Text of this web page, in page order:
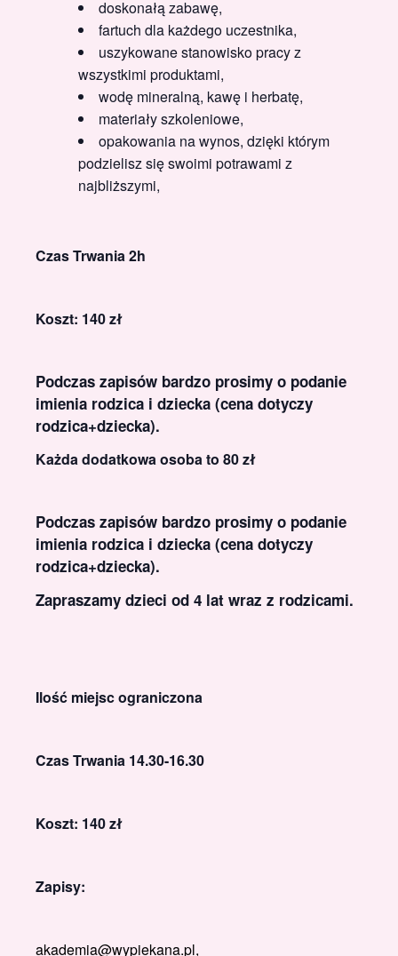
doskonałą zabawę,
fartuch dla każdego uczestnika,
uszykowane stanowisko pracy z
wszystkimi produktami,
wodę mineralną, kawę i herbatę,
materiały szkoleniowe,
opakowania na wynos, dzięki którym
podzielisz się swoimi potrawami z
najbliższymi,
Czas Trwania 2h
Koszt: 140 zł
Podczas zapisów bardzo prosimy o podanie
imienia rodzica i dziecka (cena dotyczy
rodzica+dziecka).
Każda dodatkowa osoba to 80 zł
Podczas zapisów bardzo prosimy o podanie
imienia rodzica i dziecka (cena dotyczy
rodzica+dziecka).
Zapraszamy dzieci od 4 lat wraz z rodzicami.
Ilość miejsc ograniczona
Czas Trwania 14.30-16.30
Koszt: 140 zł
Zapisy:
akademia@wypiekana.pl,